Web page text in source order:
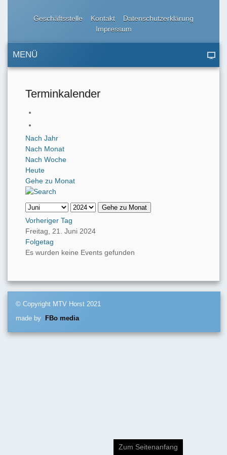
Geschäftsstelle Kontakt
Datenschutzerklärung
Impressum
MENÜ
Terminkalender
Nach Jahr
Nach Monat
Nach Woche
Heute
Gehe zu Monat
Gehe zu Monat
Vorheriger Tag
Freitag, 21. Juni 2024
Folgetag
Es wurden keine Events gefunden
© Copyright MTV Horst 2021
made by
FBo media
Zum Seitenanfang